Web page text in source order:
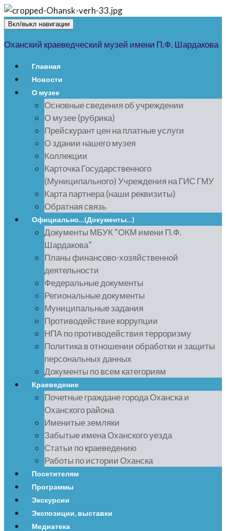
Вкл/выкл навигации
Оханский краеведческий музей имени П.Ф. Шардакова
Главная
Новости
О музее
Основные сведения об учреждении
О музее (рубрика)
Прейскурант цен на платные услуги
О здании нашего музея
Коллекции
Карточка Государственного
(Муниципального) Учреждения на ГИС ГМУ
Карта партнера (наши реквизиты)
Обратная связь
Официально…(Документы…)
Документы МБУК “ОКМ имени П.Ф.
Шардакова”
Планы финансово-хозяйственной
деятельности
Федеральные документы
Региональные документы
Муниципальные задания
Противодействие коррупции
НПА по противодействия терроризму
Политика в отношении обработки и защиты
персональных данных
Документы по всем категориям
Краеведение
Почетные граждане города Оханска и
Оханского района
Именитые земляки
Забытые имена Оханского уезда
Статьи по краеведению
Работы по истории Оханска
Посетителям
Программы
Экскурсии
Экспозиции, выставки
Медиатека